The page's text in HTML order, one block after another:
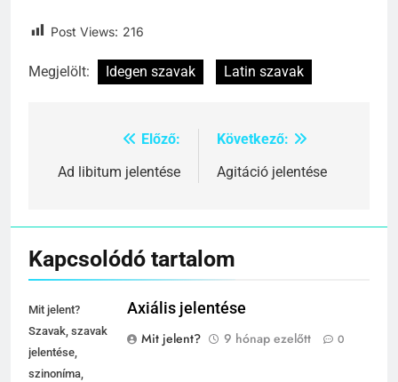
Post Views: 216
Megjelölt: Idegen szavak Latin szavak
Bejegyzés
navigáció
Előző:
Ad libitum jelentése
Következő:
Agitáció jelentése
Kapcsolódó tartalom
Mit jelent?
Szavak, szavak
jelentése,
szinoníma,
Axiális jelentése
Mit jelent?
9 hónap ezelőtt 0